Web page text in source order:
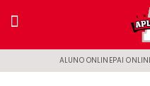
ALUNO ONLINEPAI